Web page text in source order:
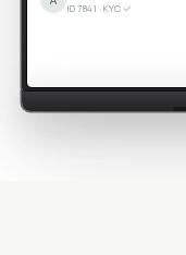
ID 7841 · KYC ✓